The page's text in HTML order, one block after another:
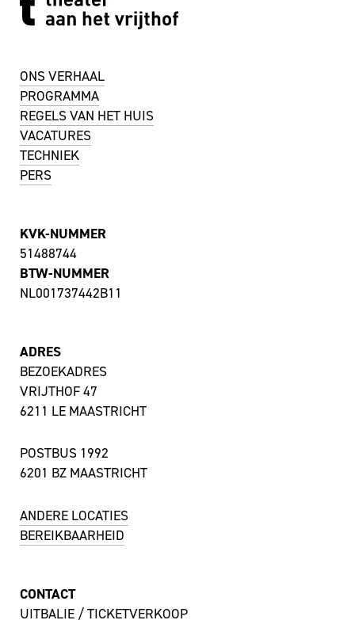
ONS VERHAAL
PROGRAMMA
REGELS VAN HET HUIS
VACATURES
TECHNIEK
PERS
KVK-NUMMER
51488744
BTW-NUMMER
NL001737442B11
ADRES
BEZOEKADRES
VRIJTHOF 47
6211 LE MAASTRICHT
POSTBUS 1992
6201 BZ MAASTRICHT
ANDERE LOCATIES
BEREIKBAARHEID
CONTACT
UITBALIE / TICKETVERKOOP